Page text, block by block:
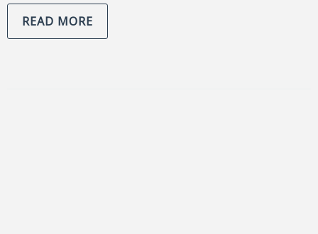
READ MORE